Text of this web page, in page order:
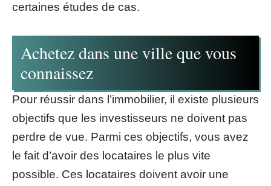
certaines études de cas.
Achetez dans une ville que vous
connaissez
Pour réussir dans l’immobilier, il existe plusieurs
objectifs que les investisseurs ne doivent pas
perdre de vue. Parmi ces objectifs, vous avez
le fait d’avoir des locataires le plus vite
possible. Ces locataires doivent avoir une